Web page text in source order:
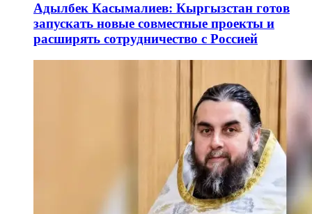
Адылбек Касымалиев: Кыргызстан готов
запускать новые совместные проекты и
расширять сотрудничество с Россией